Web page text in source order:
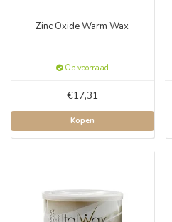
Zinc Oxide Warm Wax
Op voorraad
€17,31
Kopen